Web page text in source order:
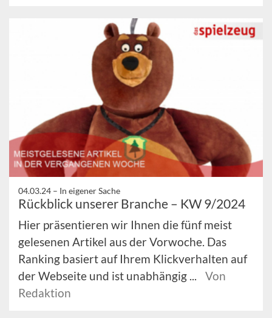
04.03.24 – In eigener Sache
Rückblick unserer Branche – KW 9/2024
Hier präsentieren wir Ihnen die fünf meist
gelesenen Artikel aus der Vorwoche. Das
Ranking basiert auf Ihrem Klickverhalten auf
der Webseite und ist unabhängig ...
Von
Redaktion